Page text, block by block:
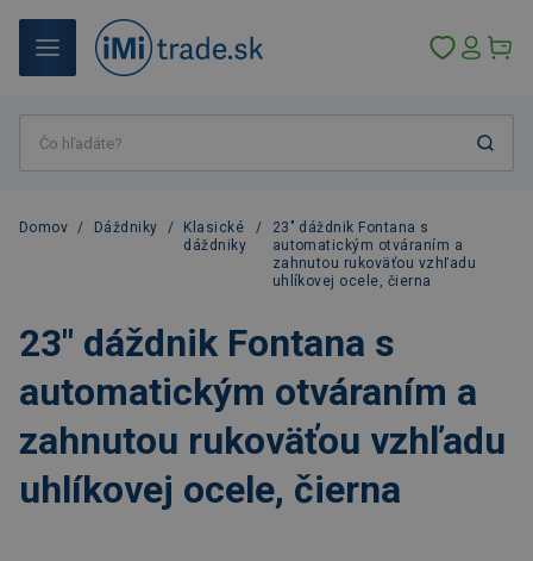
Domov / Dáždniky /
Klasické
dáždniky
/
23" dáždnik Fontana s
automatickým otváraním a
zahnutou rukoväťou vzhľadu
uhlíkovej ocele, čierna
23" dáždnik Fontana s
automatickým otváraním a
zahnutou rukoväťou vzhľadu
uhlíkovej ocele, čierna